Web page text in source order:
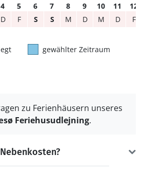
4 5 6 7 8 9 10 11
12
D F S S M D M D F
gewählter Zeitraum
zu Ferienhäusern unseres
Feriehusudlejning.